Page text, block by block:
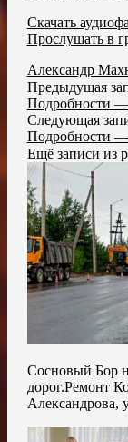
Скачать
Прослушать в
Александр
Предыдущая
Подробности
Следующая
Подробности
Ещё записи из
Сосновый Бор
дорог.Ремонт
Александрова,